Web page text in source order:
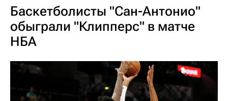
Баскетболисты "Сан-Антонио"
обыграли "Клипперс" в матче
НБА